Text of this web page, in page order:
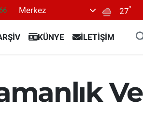
Merkez 27°
KÜNYE İLETİŞİM
Ve